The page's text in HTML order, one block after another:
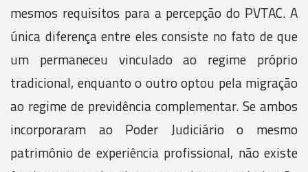
mesmos requisitos para a percepção do PVTAC. A
única diferença entre eles consiste no fato de que
um permaneceu vinculado ao regime próprio
tradicional, enquanto o outro optou pela migração
ao regime de previdência complementar. Se ambos
incorporaram ao Poder Judiciário o mesmo
patrimônio de experiência profissional, não existe